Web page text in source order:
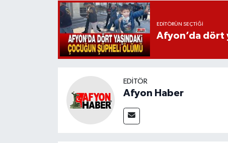
EDITÖRÜN SEÇTIĞI
Afyon’da dört
EDITÖR
Afyon Haber